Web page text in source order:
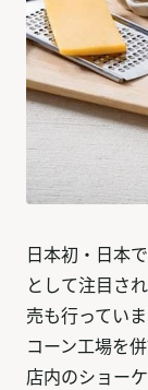
日本初・日本
として注目さ
売も行ってい
コーン工場を
店内のショー